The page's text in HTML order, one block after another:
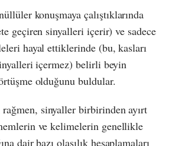
konuşmaya çalıştıklarında
geçiren sinyalleri içerir) ve sadece
hayal ettiklerinde (bu, kasları
içermez) belirli beyin
olduğunu buldular.
rağmen, sinyaller birbirinden ayırt
ve kelimelerin genellikle
dair bazı olasılık hesaplamaları